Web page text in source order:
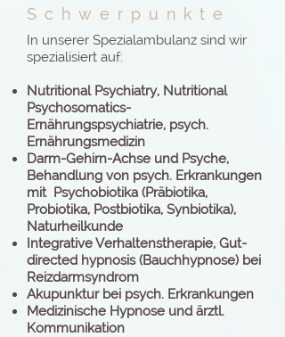
Schwerpunkte
In unserer Spezialambulanz sind wir
spezialisiert auf:
Nutritional Psychiatry, Nutritional
Psychosomatics-
Ernährungspsychiatrie, psych.
Ernährungsmedizin
Darm-Gehirn-Achse und Psyche,
Behandlung von psych. Erkrankungen
mit Psychobiotika (Präbiotika,
Probiotika, Postbiotika, Synbiotika),
Naturheilkunde
Integrative Verhaltenstherapie, Gut-
directed hypnosis (Bauchhypnose) bei
Reizdarmsyndrom
Akupunktur bei psych. Erkrankungen
Medizinische Hypnose und ärztl.
Kommunikation